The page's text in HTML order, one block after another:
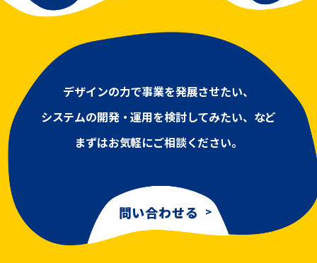
デザインの力で事業を発展させたい、
システムの開発・運用を検討してみたい、など
まずはお気軽にご相談ください。
問い合わせる